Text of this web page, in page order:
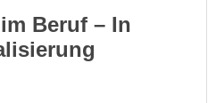
Beruf – In